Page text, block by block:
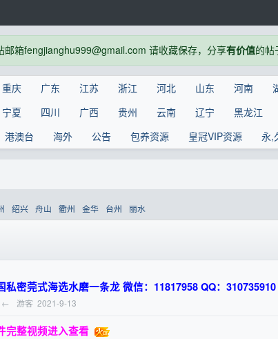
箱fengjianghu999@gmail.com 请收藏保存，分享有价值的帖
重庆 广东 江苏 浙江 河北 山东 河南
宁夏 四川 广西 贵州 云南 辽宁 黑龙江
港澳台 海外 公告 包养资源 皇冠VIP资源 永,
绍兴 舟山 衢州 金华 台州 丽水
私密莞式海选水磨一条龙 微信：11817958 QQ：
← 游客 2021-9-13
完整视频进入查看